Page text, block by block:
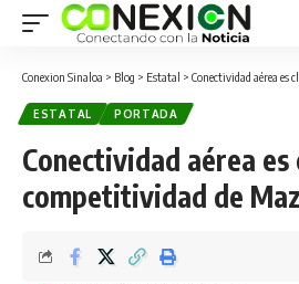
Conexion Sinaloa > Blog > Estatal > Conectividad aérea es
ESTATAL PORTADA
Conectividad aérea es
competitividad de